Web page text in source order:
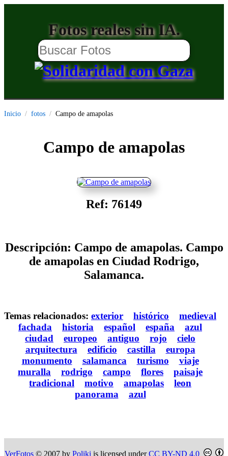
Fotos reales sin IA.
Inicio fotos Campo de amapolas
Campo de amapolas
Ref: 76149
Descripción: Campo de amapolas. Campo
de amapolas en Ciudad Rodrigo,
Salamanca.
Temas relacionados: exterior histórico
medieval
fachada
historia español españa
azul
ciudad
europeo antiguo rojo
cielo
arquitectura
edificio castilla
europa
monumento
salamanca turismo
viaje
muralla
rodrigo campo flores
paisaje
tradicional
motivo amapolas
leon
panorama
azul
VerFotos © 2007 byPoliki is licensed underCC BY-ND 4.0